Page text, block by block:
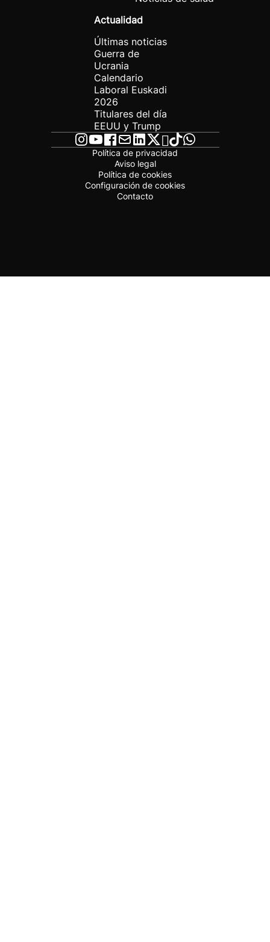
Actualidad
Últimas noticias
Guerra de
Ucrania
Calendario
Laboral Euskadi
2026
Titulares del día
EEUU y Trump
Política de privacidad
Aviso legal
Política de cookies
Configuración de cookies
Contacto